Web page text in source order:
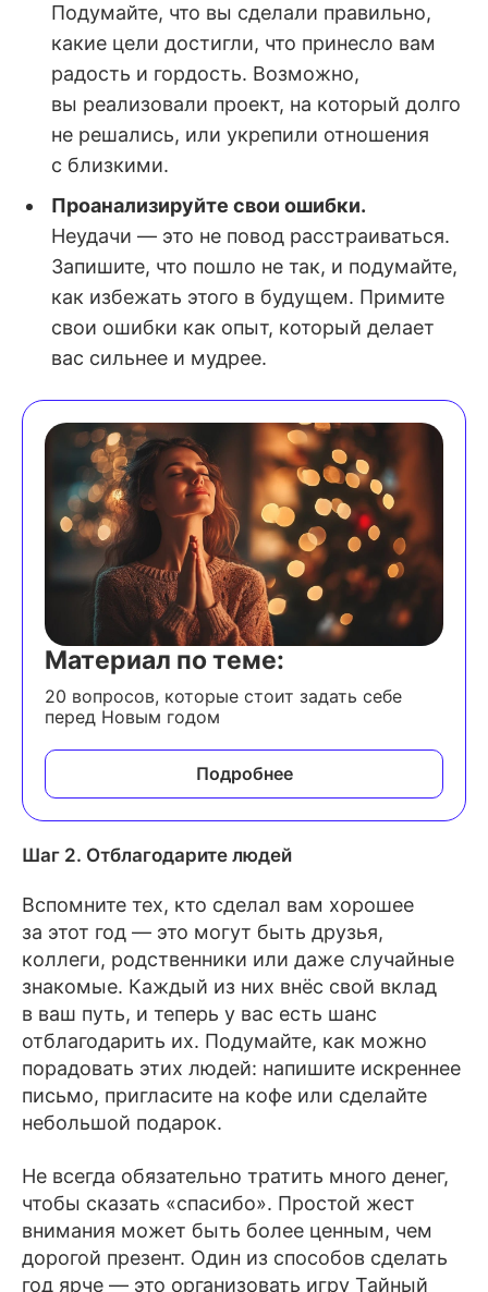
Подумайте, что вы сделали правильно,
какие цели достигли, что принесло вам
радость и гордость. Возможно,
вы реализовали проект, на который долго
не решались, или укрепили отношения
с близкими.
Проанализируйте свои ошибки.
Неудачи — это не повод расстраиваться.
Запишите, что пошло не так, и подумайте,
как избежать этого в будущем. Примите
свои ошибки как опыт, который делает
вас сильнее и мудрее.
Материал по теме:
20 вопросов, которые стоит задать себе
перед Новым годом
Подробнее
Шаг 2. Отблагодарите людей
Вспомните тех, кто сделал вам хорошее
за этот год — это могут быть друзья,
коллеги, родственники или даже случайные
знакомые. Каждый из них внёс свой вклад
в ваш путь, и теперь у вас есть шанс
отблагодарить их. Подумайте, как можно
порадовать этих людей: напишите искреннее
письмо, пригласите на кофе или сделайте
небольшой подарок.
Не всегда обязательно тратить много денег,
чтобы сказать «спасибо». Простой жест
внимания может быть более ценным, чем
дорогой презент. Один из способов сделать
год ярче — это организовать игру Тайный